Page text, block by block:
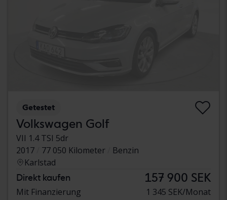
Getestet
Volkswagen Golf
VII 1.4 TSI 5dr
2017
77 050 Kilometer
Benzin
Karlstad
Direkt kaufen 157 900 SEK
Mit Finanzierung 1 345 SEK/Monat